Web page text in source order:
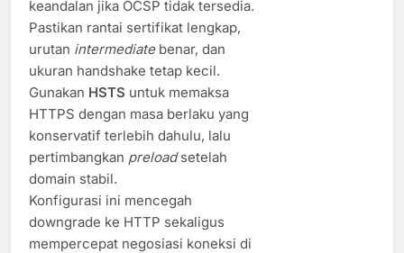
keandalan jika OCSP tidak tersedia.
Pastikan rantai sertifikat lengkap,
urutan intermediatebenar, dan
ukuran handshake tetap kecil.
Gunakan HSTS untuk memaksa
HTTPS dengan masa berlaku yang
konservatif terlebih dahulu, lalu
pertimbangkan preloadsetelah
domain stabil.
Konfigurasi ini mencegah
downgrade ke HTTP sekaligus
mempercepat negosiasi koneksi di